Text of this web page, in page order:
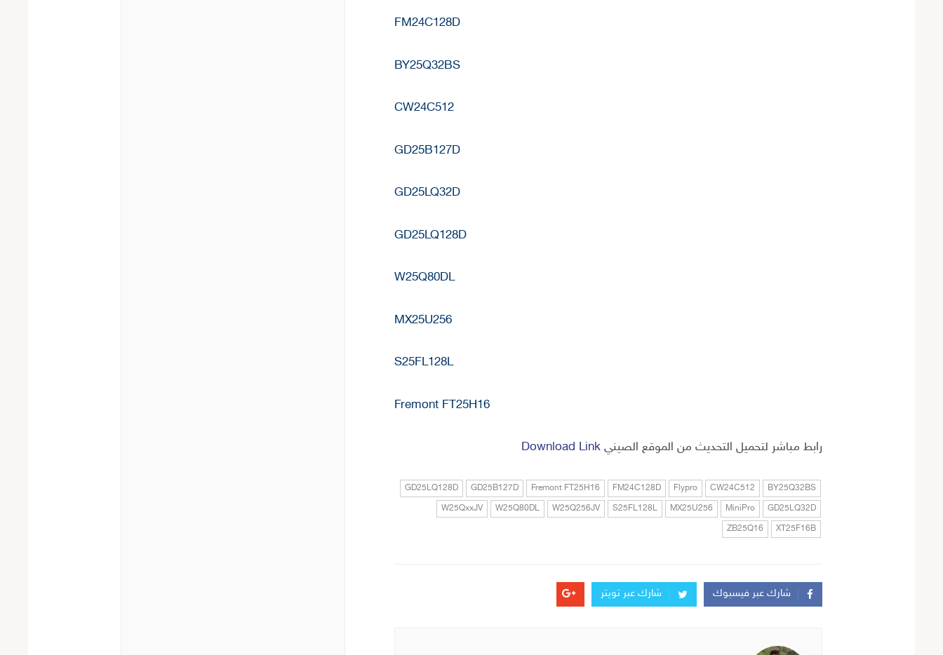
FM24C128D
BY25Q32BS
CW24C512
GD25B127D
GD25LQ32D
GD25LQ128D
W25Q80DL
MX25U256
S25FL128L
Fremont FT25H16
رابط مباشر لتحميل التحديث من الموقع الصيني Download Link
BY25Q32BS
CW24C512
Flypro
FM24C128D
Fremont FT25H16
GD25B127D
GD25LQ128D
GD25LQ32D
MiniPro
MX25U256
S25FL128L
W25Q256JV
W25Q80DL
W25QxxJV
XT25F16B
ZB25Q16
شارك عبر فيسبوك شارك عبر تويتر